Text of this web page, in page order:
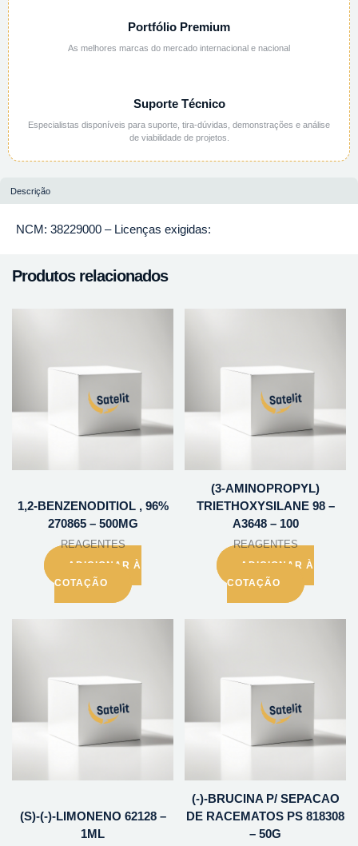
Portfólio Premium
As melhores marcas do mercado internacional e nacional
Suporte Técnico
Especialistas disponíveis para suporte, tira-dúvidas, demonstrações e análise
de viabilidade de projetos.
Descrição
NCM: 38229000 – Licenças exigidas:
Produtos relacionados
1,2-BENZENODITIOL , 96%
270865 – 500MG
REAGENTES
ADICIONAR À
COTAÇÃO
(3-AMINOPROPYL)
TRIETHOXYSILANE 98 –
A3648 – 100
REAGENTES
ADICIONAR À
COTAÇÃO
(S)-(-)-LIMONENO 62128 –
1ML
(-)-BRUCINA P/ SEPACAO
DE RACEMATOS PS 818308
– 50G